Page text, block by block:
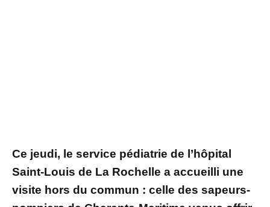
Ce jeudi, le service pédiatrie de l’hôpital
Saint-Louis de La Rochelle a accueilli une
visite hors du commun : celle des sapeurs-